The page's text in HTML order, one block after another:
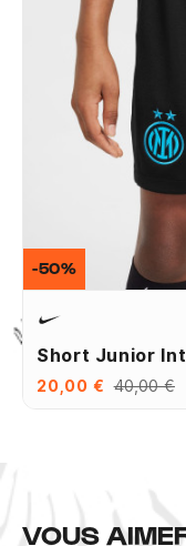
Short Junior
20,00 € 40,00 €
-50%
VOUS